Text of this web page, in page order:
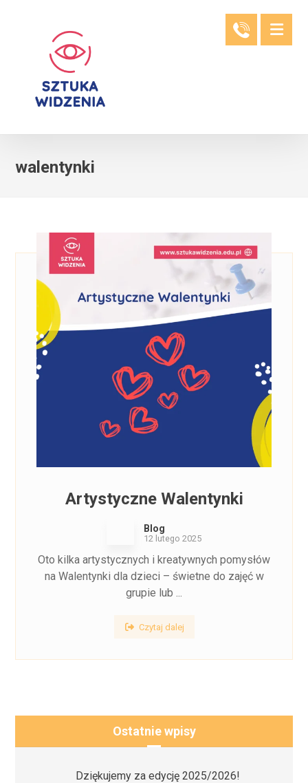
walentynki
Artystyczne Walentynki
Blog
12 lutego 2025
Oto kilka artystycznych i kreatywnych pomysłów
na Walentynki dla dzieci – świetne do zajęć w
grupie lub ...
Czytaj dalej
Ostatnie wpisy
Dziękujemy za edycję 2025/2026!